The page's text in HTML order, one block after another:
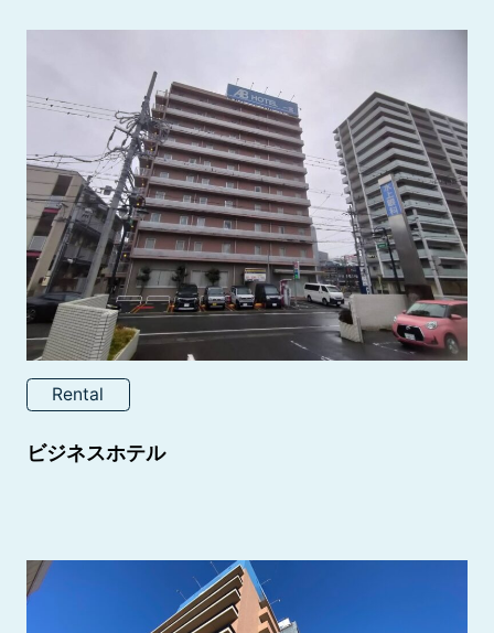
Rental
ビジネスホテル